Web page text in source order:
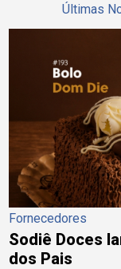
Últimas
Fornecedores
Sodiê Doces
dos Pais